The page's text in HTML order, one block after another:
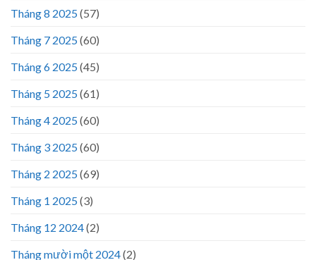
Tháng 8 2025(57)
Tháng 7 2025(60)
Tháng 6 2025(45)
Tháng 5 2025(61)
Tháng 4 2025(60)
Tháng 3 2025(60)
Tháng 2 2025(69)
Tháng 1 2025(3)
Tháng 12 2024(2)
Tháng mười một 2024(2)